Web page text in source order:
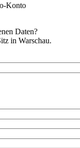
Konto
Daten?
in Warschau.